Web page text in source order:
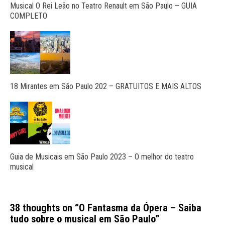
Musical O Rei Leão no Teatro Renault em São Paulo – GUIA
COMPLETO
18 Mirantes em São Paulo 202 – GRATUITOS E MAIS ALTOS
Guia de Musicais em São Paulo 2023 – O melhor do teatro
musical
38 thoughts on “O Fantasma da Ópera – Saiba
tudo sobre o musical em São Paulo”